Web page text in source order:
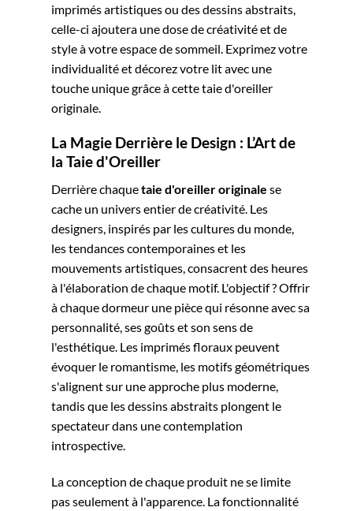
imprimés artistiques ou des dessins abstraits,
celle-ci ajoutera une dose de créativité et de
style à votre espace de sommeil. Exprimez votre
individualité et décorez votre lit avec une
touche unique grâce à cette taie d'oreiller
originale.
La Magie Derrière le Design : L’Art de
la Taie d'Oreiller
Derrière chaquetaie d'oreiller originale se
cache un univers entier de créativité. Les
designers, inspirés par les cultures du monde,
les tendances contemporaines et les
mouvements artistiques, consacrent des heures
à l'élaboration de chaque motif. L'objectif ? Offrir
à chaque dormeur une pièce qui résonne avec sa
personnalité, ses goûts et son sens de
l'esthétique. Les imprimés floraux peuvent
évoquer le romantisme, les motifs géométriques
s'alignent sur une approche plus moderne,
tandis que les dessins abstraits plongent le
spectateur dans une contemplation
introspective.
La conception de chaque produit ne se limite
pas seulement à l'apparence. La fonctionnalité